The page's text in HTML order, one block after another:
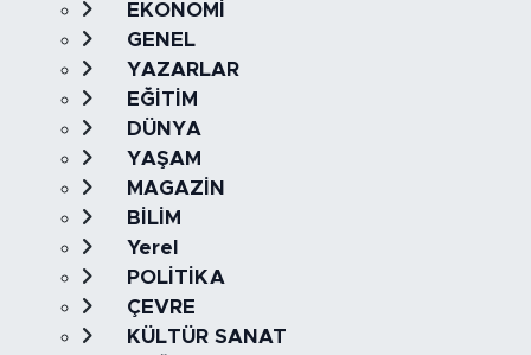
EKONOMİ
GENEL
YAZARLAR
EĞİTİM
DÜNYA
YAŞAM
MAGAZİN
BİLİM
Yerel
POLİTİKA
ÇEVRE
KÜLTÜR SANAT